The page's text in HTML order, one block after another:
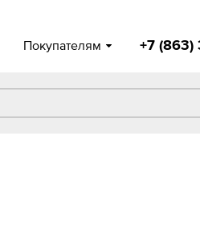
Покупателям +7 (863)